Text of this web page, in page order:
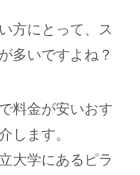
方にとって、ス
多いですよね？
料金が安いおす
します。
大学にあるピラ